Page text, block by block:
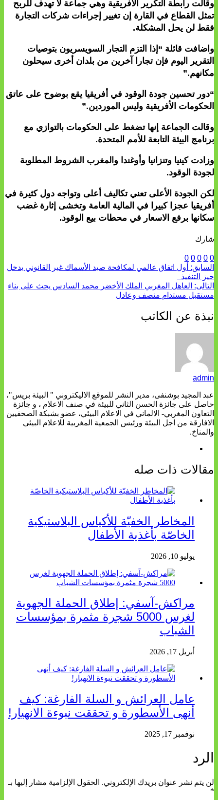
وقالت رابطة التكرير الأفريقية وهي جماعة لا تهدف للربح
تمثل القطاع في القارة إن تغيير إجراءات شركات التجارة
فقط لن يحل المشكلة.
واضافت قائلة “إذا التزم التجار السويسريون بتوصيات
التقرير اليوم فإن تجارا آخرين من بلدان أخرى سيحلون
مكانهم.”
“دور تحسين جودة الوقود في أفريقيا يقع بوضوح على عاتق
الحكومات الأفريقية وليس الموردين.”
وقالت الجماعة إنها تضغط على الحكومات بالتوازي مع
برنامج البيئة التابعة للأمم المتحدة.
وزادت كينيا وتنزانيا وأوغندا والمغرب الشروط المطلوبة
لجودة الوقود.
لكن الجودة الأعلى تعني تكاليف أعلى وتواجه دول كثيرة في
أفريقيا عجزا كبيرا في المالية العامة وتخشى إثارة غضب
سكانها برفع الاسعار في محطات بيع الوقود.
شارك
0
0
0
0
0
السابق: أول اتفاق عالمي لمكافحة صيد الأسماك غير القانوني يدخل
حيز التنفيذ
التالى: العاهل المغربي الملك الأخضر محمد السادس يحث على بناء
مستقبل مستدام منصف وعادل
نبذة عن الكاتب
admin
عبد المجيد بوشنفى، مدير النشر للموقع الاليكتروني " البيئة بريس"،
حاصل على جائزة الحسن الثاني للبيئة في صنف الاعلام ، و جائزة
التعاون المغربي- الالماني في الاعلام البيئي، عضو بشبكة الصحفيين
الافارقة من اجل البيئة ورئيس الجمعية المغربية للاعلام البيئي
والمناخ.
مقالات ذات صله
المخاطر الخفيّة للأكياس البلاستيكية
الخاصّة بأغذية الأطفال
يوليو 10, 2026
مراكش-آسفي: إطلاق الحملة الجهوية
لغرس 5000 شجرة مثمرة بمؤسسات
الشباب
أبريل 17, 2026
عامل العرائش و السلة الفارغة: كيف
أنهى الأسطورة و تحققت نبوءة الانهيار!
نوفمبر 17, 2025
الرد
لن يتم نشر عنوان بريدك الإلكتروني. الحقول الإلزامية مشار إليها بـ
*